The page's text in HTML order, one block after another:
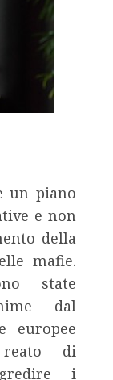
un piano
e non
della
mafie.
state
dal
europee
di
i